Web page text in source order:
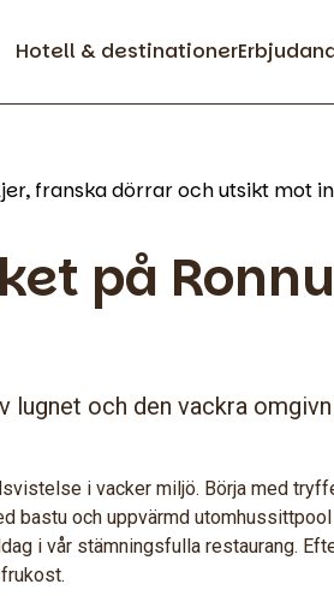
Hotell & destinationer
på
lugnet och den vackra
i vacker miljö. Börja med
bastu och uppvärmd
i vår stämningsfulla restaurang.